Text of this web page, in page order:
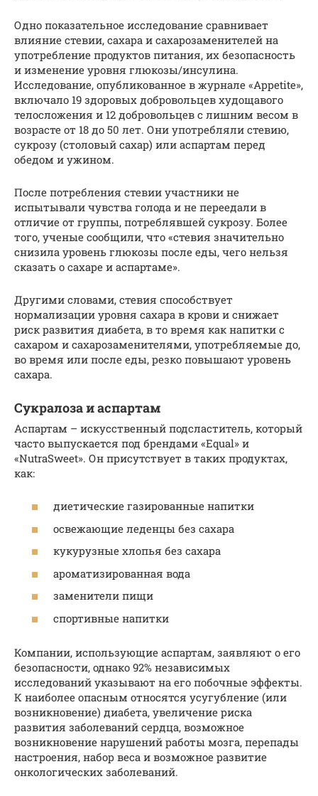
Одно показательное исследование сравнивает
влияние стевии, сахара и сахарозаменителей на
употребление продуктов питания, их безопасность
и изменение уровня глюкозы/инсулина.
Исследование, опубликованное в журнале «Appetite»,
включало 19 здоровых добровольцев худощавого
телосложения и 12 добровольцев с лишним весом в
возрасте от 18 до 50 лет. Они употребляли стевию,
сукрозу (столовый сахар) или аспартам перед
обедом и ужином.
После потребления стевии участники не
испытывали чувства голода и не переедали в
отличие от группы, потреблявшей сукрозу. Более
того, ученые сообщили, что «стевия значительно
снизила уровень глюкозы после еды, чего нельзя
сказать о сахаре и аспартаме».
Другими словами, стевия способствует
нормализации уровня сахара в крови и снижает
риск развития диабета, в то время как напитки с
сахаром и сахарозаменителями, употребляемые до,
во время или после еды, резко повышают уровень
сахара.
Сукралоза и аспартам
Аспартам – искусственный подсластитель, который
часто выпускается под брендами «Equal» и
«NutraSweet». Он присутствует в таких продуктах,
как:
диетические газированные напитки
освежающие леденцы без сахара
кукурузные хлопья без сахара
ароматизированная вода
заменители пищи
спортивные напитки
Компании, использующие аспартам, заявляют о его
безопасности, однако 92% независимых
исследований указывают на его побочные эффекты.
К наиболее опасным относятся усугубление (или
возникновение) диабета, увеличение риска
развития заболеваний сердца, возможное
возникновение нарушений работы мозга, перепады
настроения, набор веса и возможное развитие
онкологических заболеваний.